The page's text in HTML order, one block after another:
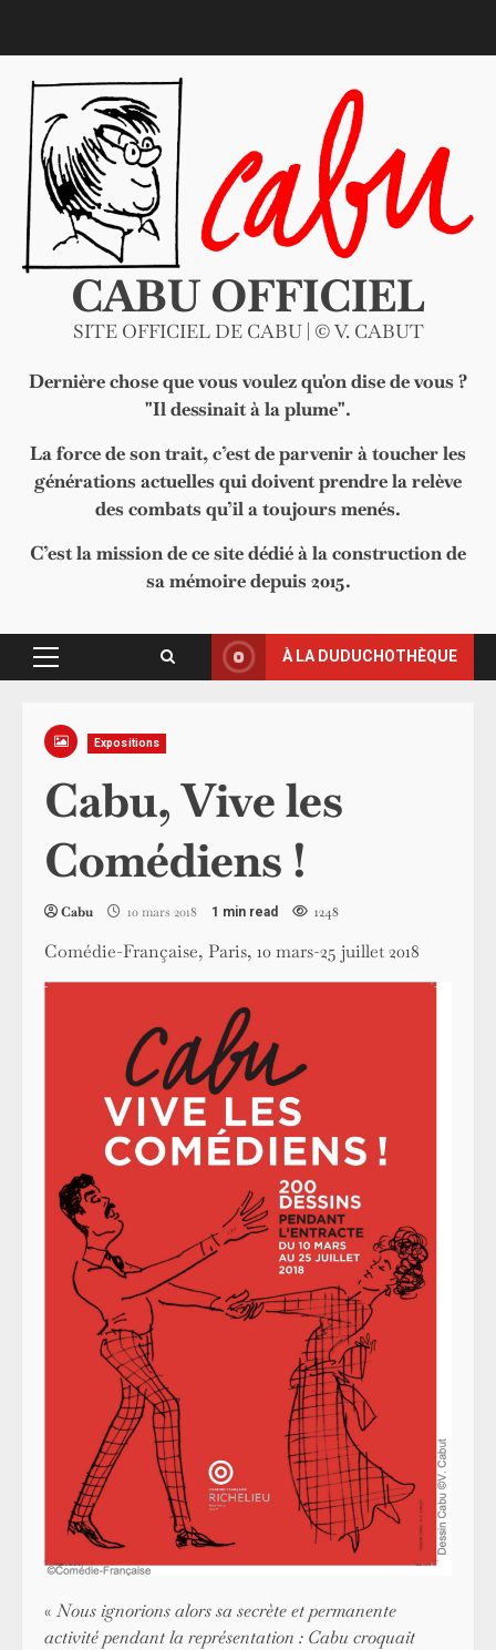
CABU OFFICIEL
SITE OFFICIEL DE CABU | © V. CABUT
Dernière chose que vous voulez qu'on dise de vous ?
"Il dessinait à la plume".
La force de son trait, c’est de parvenir à toucher les
générations actuelles qui doivent prendre la relève
des combats qu’il a toujours menés.
C’est la mission de ce site dédié à la construction de
sa mémoire depuis 2015.
Primary
À LA DUDUCHOTHÈQUE
Expositions
Cabu, Vive les
Comédiens !
Cabu 10 mars 2018 1 min read 1248
Comédie-Française, Paris, 10 mars-25 juillet 2018
« Nous ignorions alors sa secrète et permanente
activité pendant la représentation : Cabu croquait